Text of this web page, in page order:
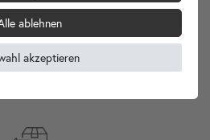
Waschbecken Unikate!
ablehnen
akzeptieren